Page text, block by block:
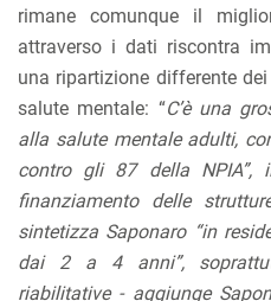
rimane comunque il
attraverso i dati riscontra
una ripartizione differente
salute mentale: “C’è una
alla salute mentale adulti,
contro gli 87 della
finanziamento delle
sintetizza Saponaro “in
dai 2 a 4 anni”,
riabilitative - aggiunge